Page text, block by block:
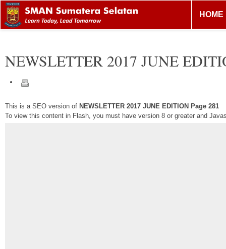
HOME
NEWSLETTER 2017 JUNE
This is a SEO version of NEWSLETTER 2017 JUNE EDITION Page 281
To view this content in Flash, you must have version 8 or greater and